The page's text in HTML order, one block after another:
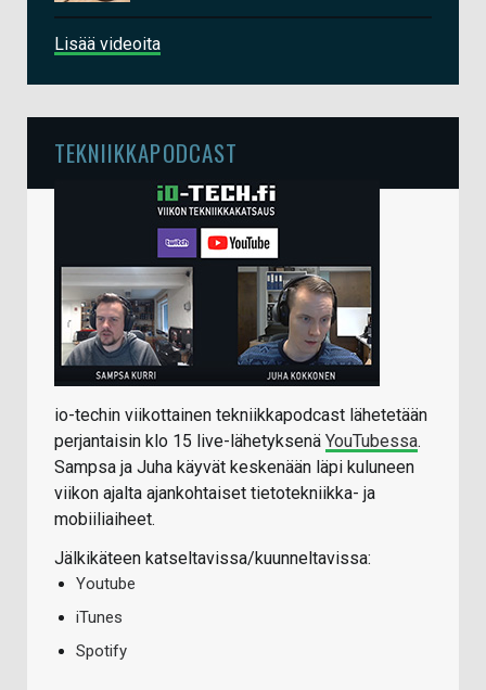
Lisää videoita
TEKNIIKKAPODCAST
io-techin viikottainen tekniikkapodcast lähetetään
perjantaisin klo 15 live-lähetyksenä YouTubessa.
Sampsa ja Juha käyvät keskenään läpi kuluneen
viikon ajalta ajankohtaiset tietotekniikka- ja
mobiiliaiheet.
Jälkikäteen katseltavissa/kuunneltavissa:
Youtube
iTunes
Spotify